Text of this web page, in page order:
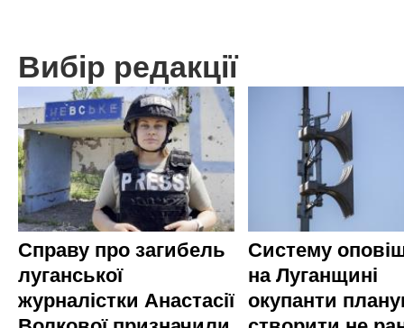
Вибір редакції
Справу про загибель
луганської
журналістки Анастасії
Систему
на Луганщині
окупанти